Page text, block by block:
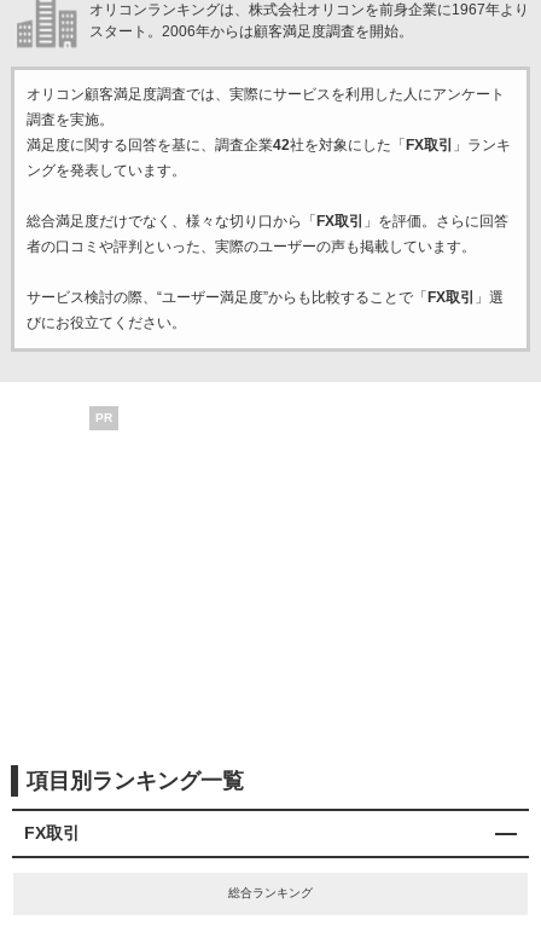
オリコンランキングは、株式会社オリコンを前身企業に1967年より
スタート。2006年からは顧客満足度調査を開始。
オリコン顧客満足度調査では、実際にサービスを利用した 人にアンケート
調査を実施。
満足度に関する回答を基に、調査企業42社を対象にした「 FX取引
」ランキ
ングを発表しています。
総合満足度だけでなく、様々な切り口から「 FX取引
」を評価。さらに回答
者の口コミや評判といった、実際のユーザーの声も掲載しています。
サービス検討の際、“ユーザー満足度”からも比較することで「 FX取引
」選
びにお役立てください。
PR
項目別ランキング一覧
FX取引
総合ランキング